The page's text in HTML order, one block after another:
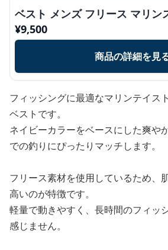
ベスト メンズ フリース マリン
¥9,500
商品の詳細を見
フィッシングに最適なマリンテイス
ベストです。
ネイビーカラーをベースにした爽や
での釣りにぴったりマッチします。
フリース素材を使用しているため、
高いのが特徴です。
軽量で動きやすく、長時間のフィッ
感じません。